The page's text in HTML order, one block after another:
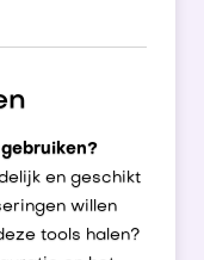
en geschikt
willen
tools halen?